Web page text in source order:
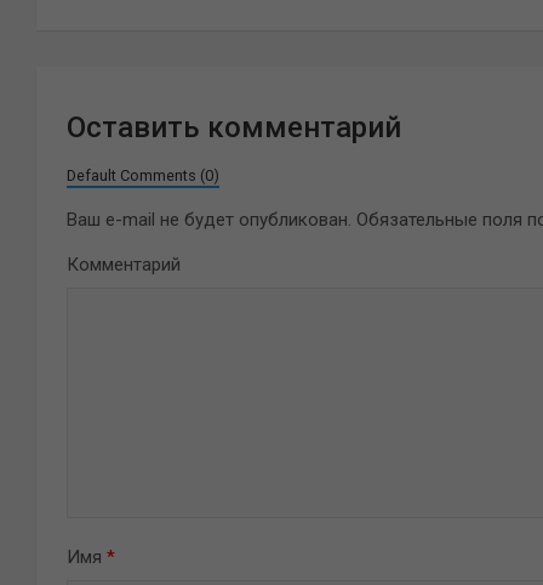
Оставить комментарий
Default Comments (0)
Ваш e-mail не будет опубликован. Обязательные поля
Комментарий
Имя *